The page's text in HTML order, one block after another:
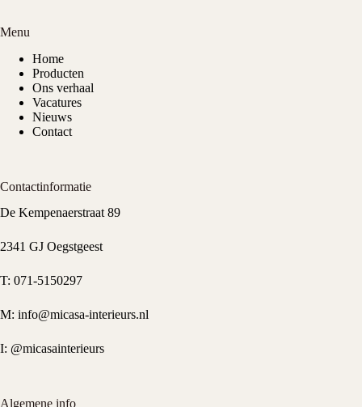
Menu
Home
Producten
Ons verhaal
Vacatures
Nieuws
Contact
Contactinformatie
De Kempenaerstraat 89
2341 GJ Oegstgeest
T: 071-5150297
M: info@micasa-interieurs.nl
I: @micasainterieurs
Algemene info